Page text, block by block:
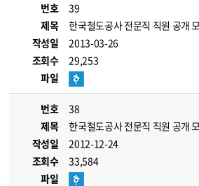
번호
39
제목
한국철도공사 전문직 직원 공개
작성일
2013-03-26
조회수
29,253
파일
번호
38
제목
한국철도공사 전문직 직원 공개
작성일
2012-12-24
조회수
33,584
파일